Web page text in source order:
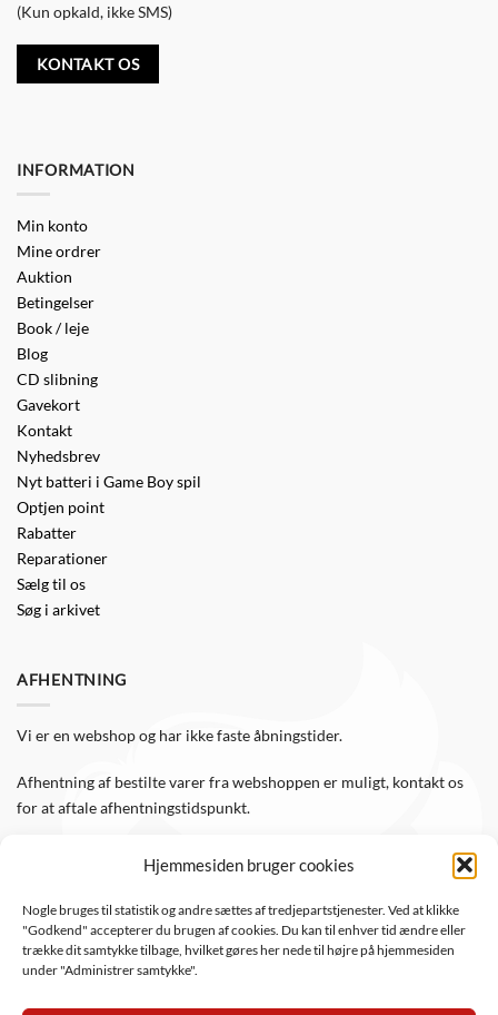
Hjemmesiden bruger cookies
Nogle bruges til statistik og andre sættes af tredjepartstjenester. Ved at klikke
"Godkend" accepterer du brugen af cookies. Du kan til enhver tid ændre eller
trække dit samtykke tilbage, hvilket gøres her nede til højre på hjemmesiden
under "Administrer samtykke".
(Kun opkald, ikke SMS)
KONTAKT OS
INFORMATION
Min konto
Mine ordrer
Auktion
Betingelser
Book / leje
Blog
CD slibning
Gavekort
Kontakt
Nyhedsbrev
Nyt batteri i Game Boy spil
Optjen point
Rabatter
Reparationer
Sælg til os
Søg i arkivet
AFHENTNING
Vi er en webshop og har ikke faste åbningstider.
Afhentning af bestilte varer fra webshoppen er muligt, kontakt os
for at aftale afhentningstidspunkt.
Følg WTS Retro på de sociale medier, så er du altid opdateret.